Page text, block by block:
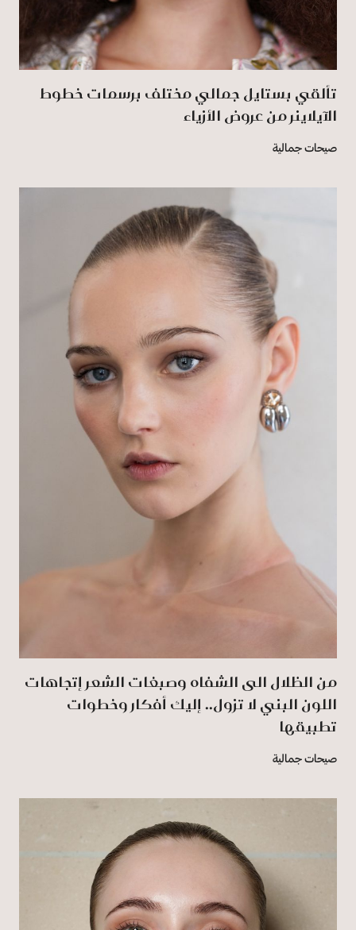
تألقي بستايل جمالي مختلف برسمات خطوط
الآيلاينر من عروض الأزياء
صيحات جمالية
من الظلال الى الشفاه وصبغات الشعر إتجاهات
اللون البني لا تزول.. إليك أفكار وخطوات
تطبيقها
صيحات جمالية